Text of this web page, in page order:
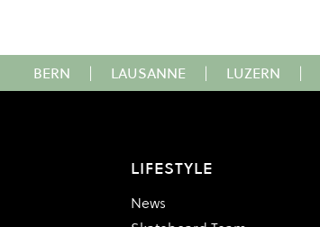
BERN | LAUSANNE | LUZERN |
LIFESTYLE
News